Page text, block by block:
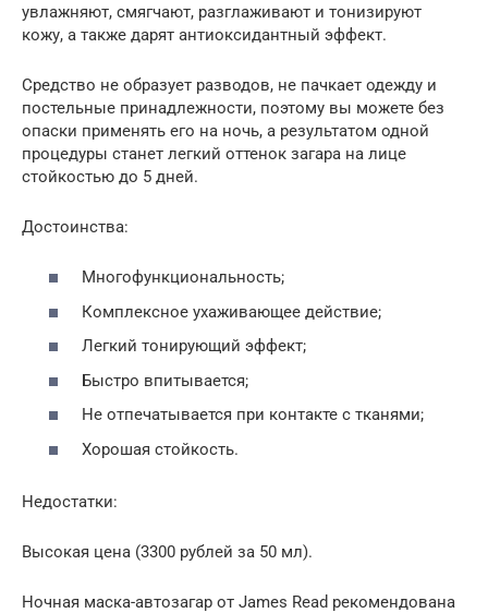
увлажняют, смягчают, разглаживают и тонизируют
кожу, а также дарят антиоксидантный эффект.
Средство не образует разводов, не пачкает одежду и
постельные принадлежности, поэтому вы можете без
опаски применять его на ночь, а результатом одной
процедуры станет легкий оттенок загара на лице
стойкостью до 5 дней.
Достоинства:
Многофункциональность;
Комплексное ухаживающее действие;
Легкий тонирующий эффект;
Быстро впитывается;
Не отпечатывается при контакте с тканями;
Хорошая стойкость.
Недостатки:
Высокая цена (3300 рублей за 50 мл).
Ночная маска-автозагар от James Read рекомендована